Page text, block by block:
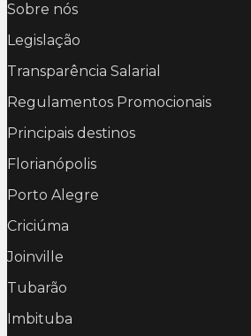
Sobre nós
Legislação
Transparência Salarial
Regulamentos Promocionais
Principais destinos
Florianópolis
Porto Alegre
Criciúma
Joinville
Tubarão
Imbituba